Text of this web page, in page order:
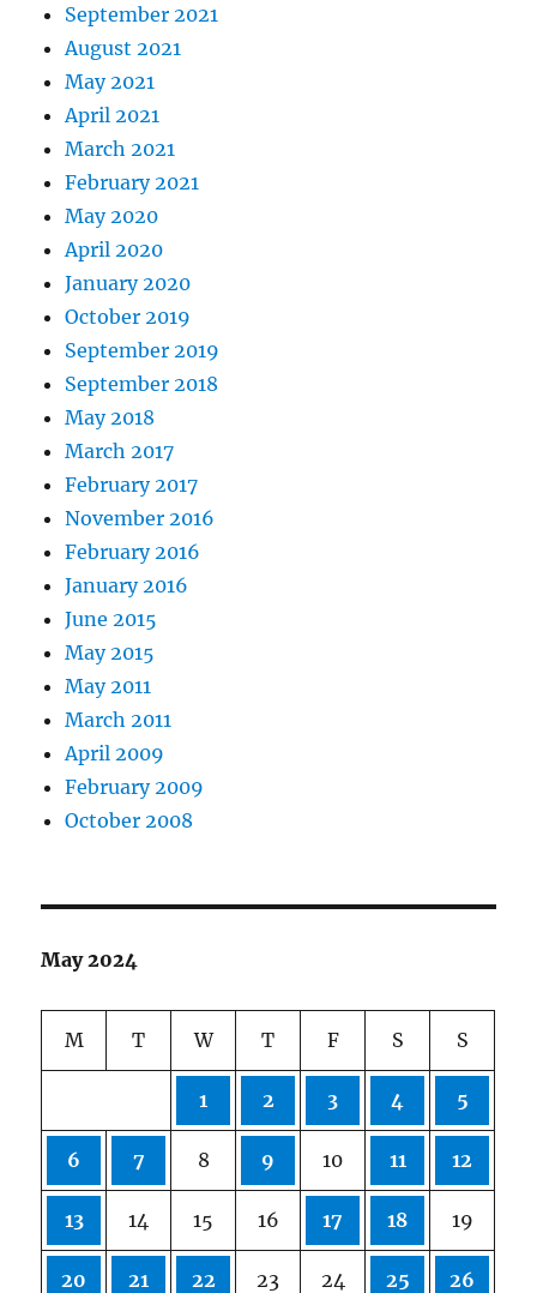
September 2021
August 2021
May 2021
April 2021
March 2021
February 2021
May 2020
April 2020
January 2020
October 2019
September 2019
September 2018
May 2018
March 2017
February 2017
November 2016
February 2016
January 2016
June 2015
May 2015
May 2011
March 2011
April 2009
February 2009
October 2008
May 2024
M T W T F S S
1 2 3 4 5
6 7 8 9 10 11 12
13 14 15 16 17 18 19
20 21 22 23 24 25 26